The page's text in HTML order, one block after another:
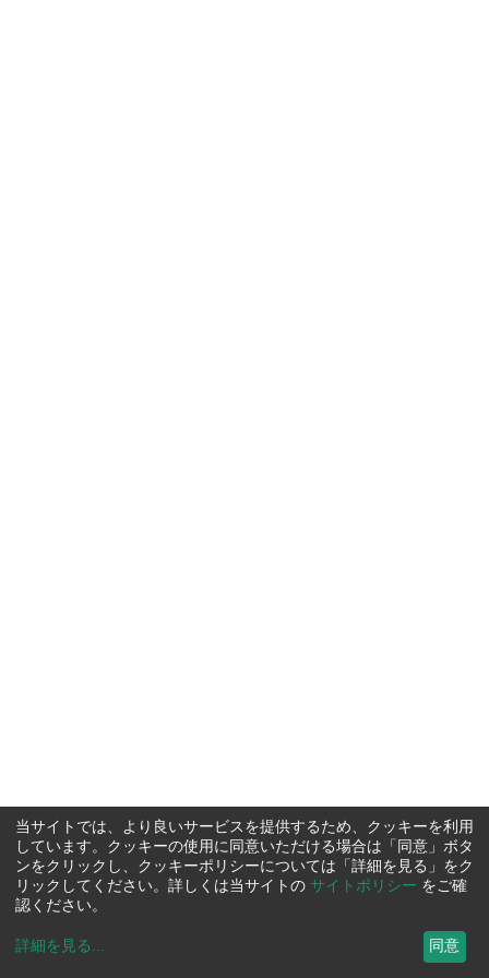
当サイトでは、より良いサービスを提供するため、クッキーを利用
しています。クッキーの使用に同意いただける場合は「同意」ボタ
ンをクリックし、クッキーポリシーについては「詳細を見る」をク
リックしてください。詳しくは当サイトの サイトポリシー をご確
認ください。
詳細を見る ... 同意